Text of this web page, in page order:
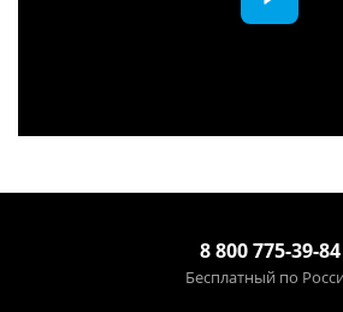
8 800 775-39-84
Бесплатный по